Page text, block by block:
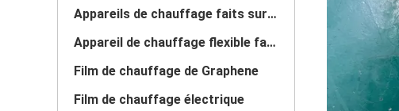
Appareils de chauffage faits sur commande de Polyimide
Appareil de chauffage flexible fait sur commande
Film de chauffage de Graphene
Film de chauffage électrique